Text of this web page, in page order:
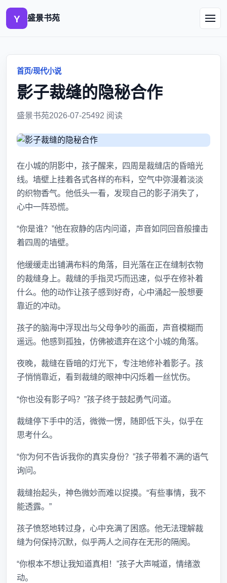
盛景书苑
首页/现代小说
影子裁缝的隐秘合作
盛景书苑2026-07-25492 阅读
在小城的阴影中，孩子醒来，四周是裁缝店的昏暗光
线。墙壁上挂着各式各样的布料，空气中弥漫着淡淡
的织物香气。他低头一看，发现自己的影子消失了，
心中一阵恐慌。
“你是谁？”他在寂静的店内问道，声音如同回音般撞击
着四周的墙壁。
他缓缓走出铺满布料的角落，目光落在正在缝制衣物
的裁缝身上。裁缝的手指灵巧而迅速，似乎在修补着
什么。他的动作让孩子感到好奇，心中涌起一股想要
靠近的冲动。
孩子的脑海中浮现出与父母争吵的画面，声音模糊而
遥远。他感到孤独，仿佛被遗弃在这个小城的角落。
夜晚，裁缝在昏暗的灯光下，专注地修补着影子。孩
子悄悄靠近，看到裁缝的眼神中闪烁着一丝忧伤。
“你也没有影子吗？”孩子终于鼓起勇气问道。
裁缝停下手中的活，微微一愣，随即低下头，似乎在
思考什么。
“你为何不告诉我你的真实身份？”孩子带着不满的语气
询问。
裁缝抬起头，神色微妙而难以捉摸。“有些事情，我不
能透露。”
孩子愤怒地转过身，心中充满了困惑。他无法理解裁
缝为何保持沉默，似乎两人之间存在无形的隔阂。
“你根本不想让我知道真相！”孩子大声喊道，情绪激
动。